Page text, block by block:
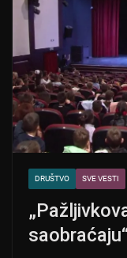
DRUŠTVO SVE VESTI